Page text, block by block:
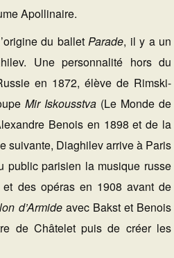
Apollinaire.
du balletParade, il y a un
Une personnalité hors du
en 1872, élève de Rimski-
Mir Iskousstva (Le Monde de
Benois en 1898 et de la
suivante, Diaghilev arrive à Paris
public parisien la musique russe
des opéras en 1908 avant de
d’Armideavec Bakst et Benois
de Châtelet puis de créer les